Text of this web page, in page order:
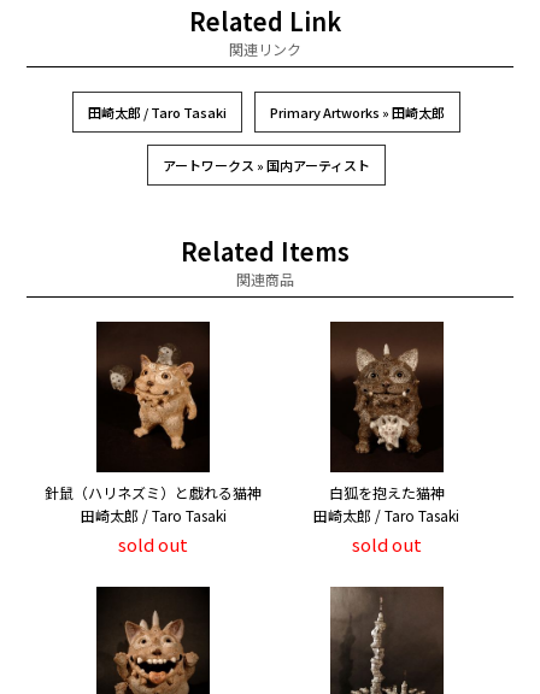
Related Link
関連リンク
田崎太郎 / Taro Tasaki Primary Artworks » 田崎太郎
アートワークス » 国内アーティスト
Related Items
関連商品
針鼠（ハリネズミ）と戯れる猫神
田崎太郎 / Taro Tasaki
sold out
白狐を抱えた猫神
田崎太郎 / Taro Tasaki
sold out